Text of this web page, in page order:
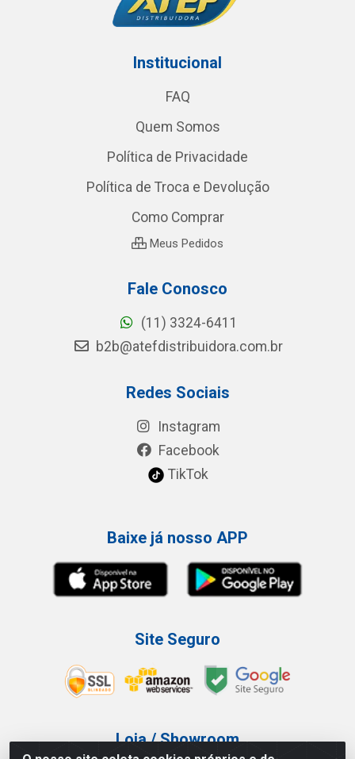
Institucional
FAQ
Quem Somos
Política de Privacidade
Política de Troca e Devolução
Como Comprar
Meus Pedidos
Fale Conosco
(11) 3324-6411
b2b@atefdistribuidora.com.br
Redes Sociais
Instagram
Facebook
TikTok
Baixe já nosso APP
Site Seguro
Loja / Showroom